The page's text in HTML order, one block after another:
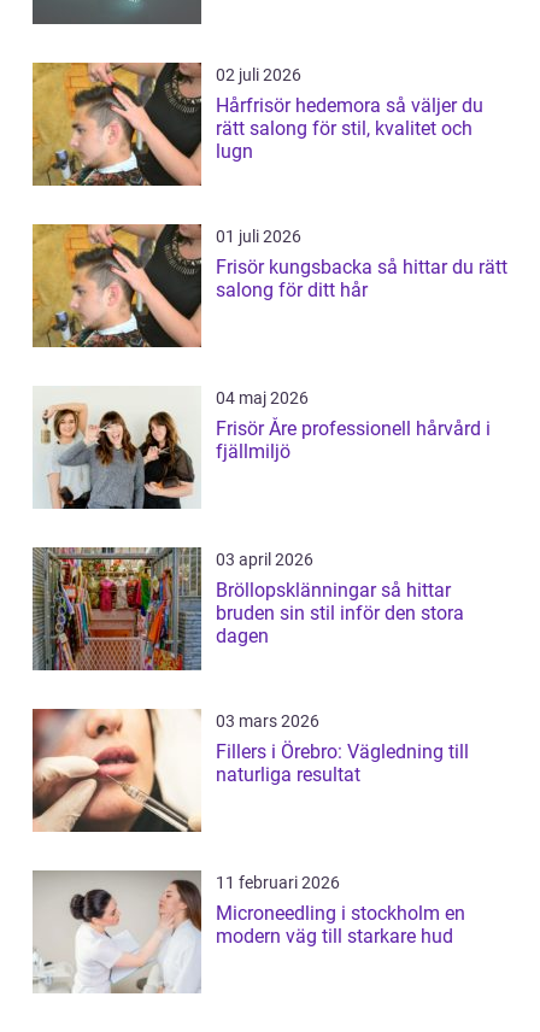
02 juli 2026
Hårfrisör hedemora så väljer du
rätt salong för stil, kvalitet och
lugn
01 juli 2026
Frisör kungsbacka så hittar du rätt
salong för ditt hår
04 maj 2026
Frisör Åre professionell hårvård i
fjällmiljö
03 april 2026
Bröllopsklänningar så hittar
bruden sin stil inför den stora
dagen
03 mars 2026
Fillers i Örebro: Vägledning till
naturliga resultat
11 februari 2026
Microneedling i stockholm en
modern väg till starkare hud